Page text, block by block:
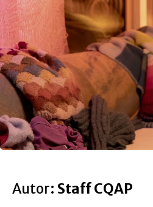
Autor: Staff CQAP